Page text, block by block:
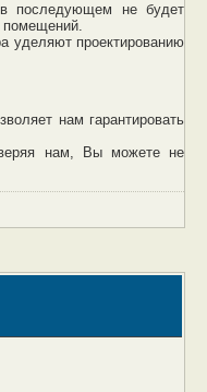
в последующем не будет
помещений.
уделяют проектированию
нам гарантировать
нам, Вы можете не